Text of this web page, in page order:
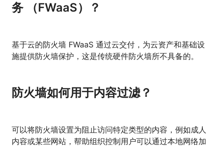
务 （FWaaS）？
基于云的防火墙 FWaaS 通过云交付，为云资产和基础设
施提供防火墙保护，这是传统硬件防火墙所不具备的。
防火墙如何用于内容过滤？
可以将防火墙设置为阻止访问特定类型的内容，例如成人
内容或某些网站，帮助组织控制用户可以通过本地网络加